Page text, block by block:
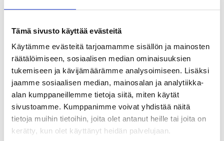
Tämä sivusto käyttää evästeitä
Käytämme evästeitä tarjoamamme sisällön ja mainosten
räätälöimiseen, sosiaalisen median ominaisuuksien
tukemiseen ja kävijämäärämme analysoimiseen. Lisäksi
jaamme sosiaalisen median, mainosalan ja analytiikka-
alan kumppaneillemme tietoja siitä, miten käytät
sivustoamme. Kumppanimme voivat yhdistää näitä
tietoja muihin tietoihin, joita olet antanut heille tai joita on
kerätty, kun olet käyttänyt heidän palvelujaan.
Hantverksbyxa Classic, stl C54
21-635
Storlek: C54
Finns i lager i varuhus
52 95